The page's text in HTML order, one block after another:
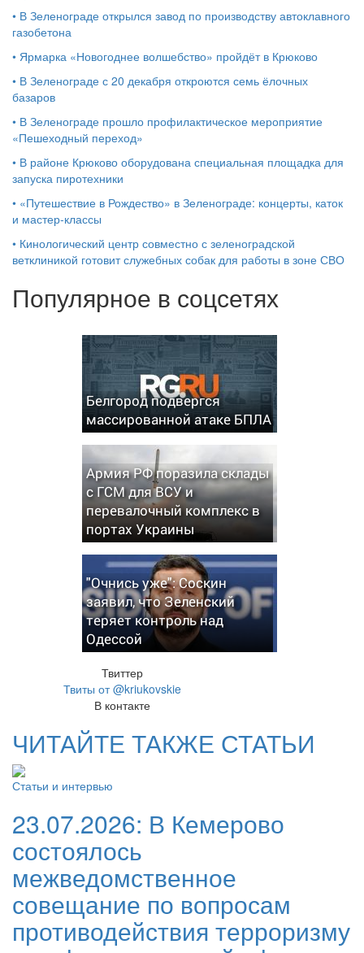
• В Зеленограде открылся завод по производству автоклавного
газобетона
• Ярмарка «Новогоднее волшебство» пройдёт в Крюково
• В Зеленограде с 20 декабря откроются семь ёлочных
базаров
• В Зеленограде прошло профилактическое мероприятие
«Пешеходный переход»
• В районе Крюково оборудована специальная площадка для
запуска пиротехники
• «Путешествие в Рождество» в Зеленограде: концерты, каток
и мастер‑классы
• Кинологический центр совместно с зеленоградской
ветклиникой готовит служебных собак для работы в зоне СВО
Популярное в соцсетях
Белгород подвергся
массированной атаке БПЛА
Армия РФ поразила склады
с ГСМ для ВСУ и
перевалочный комплекс в
портах Украины
"Очнись уже": Соскин
заявил, что Зеленский
теряет контроль над
Одессой
Твиттер
Твиты от @kriukovskie
В контакте
ЧИТАЙТЕ ТАКЖЕ СТАТЬИ
Статьи и интервью
23.07.2026: В Кемерово
состоялось
межведомственное
совещание по вопросам
противодействия терроризму